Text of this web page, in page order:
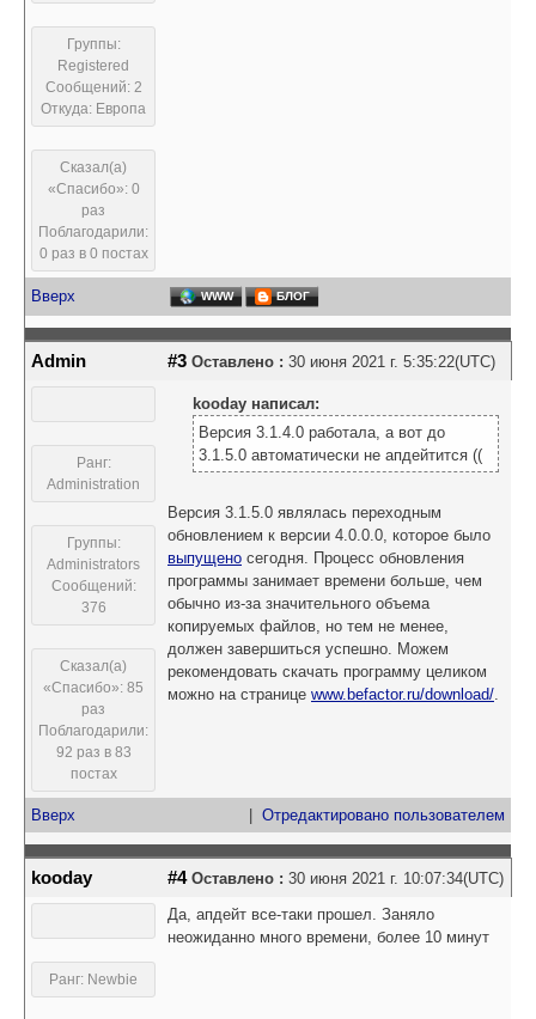
Группы:
Registered
Сообщений: 2
Откуда: Европа
Сказал(а)
«Спасибо»: 0
раз
Поблагодарили:
0 раз в 0 постах
Вверх WWW БЛОГ
Admin #3 Оставлено : 30 июня 2021 г. 5:35:22(UTC)
Ранг:
Administration
Группы:
Administrators
Сообщений:
376
Сказал(а)
«Спасибо»: 85
раз
Поблагодарили:
92 раз в 83
постах
kooday написал:
Версия 3.1.4.0 работала, а вот до
3.1.5.0 автоматически не апдейтится ((
Версия 3.1.5.0 являлась переходным
обновлением к версии 4.0.0.0, которое было
выпущено сегодня. Процесс обновления
программы занимает времени больше, чем
обычно из-за значительного объема
копируемых файлов, но тем не менее,
должен завершиться успешно. Можем
рекомендовать скачать программу целиком
можно на странице www.befactor.ru/download/.
Вверх Отредактировано пользователем
kooday #4Оставлено : 30 июня 2021 г. 10:07:34(UTC)
Ранг: Newbie
Да, апдейт все-таки прошел. Заняло
неожиданно много времени, более 10 минут